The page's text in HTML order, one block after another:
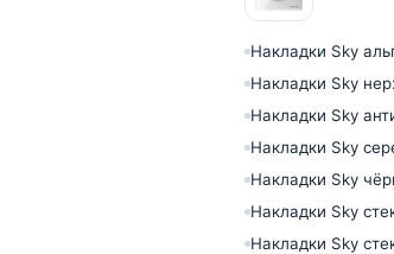
Накладки Sky
Накладки Sky
Накладки Sky
Накладки Sky
Накладки Sky
Накладки Sky
Накладки Sky